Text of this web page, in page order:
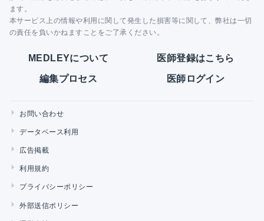
ます。
本サービス上の情報や利用に関して発生した損害等に関して、弊社は一切
の責任を負いかねますことをご了承ください。
MEDLEYについて 医師登録はこちら
編集プロセス 医師ログイン
お問い合わせ
データベース利用
広告掲載
利用規約
プライバシーポリシー
外部送信ポリシー